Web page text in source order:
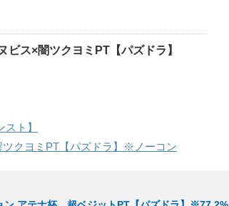
ビス×闇ツクヨミPT【パズドラ】
ト】
クヨミPT【パズドラ】※ノーコン